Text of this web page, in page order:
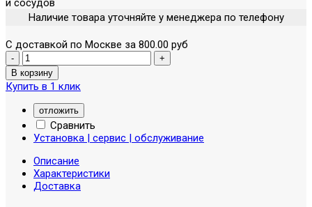
и сосудов
Наличие товара уточняйте у менеджера по телефону
С доставкой по Москве за 800.00 руб
Купить в 1 клик
отложить
Сравнить
Установка | сервис | обслуживание
Описание
Характеристики
Доставка